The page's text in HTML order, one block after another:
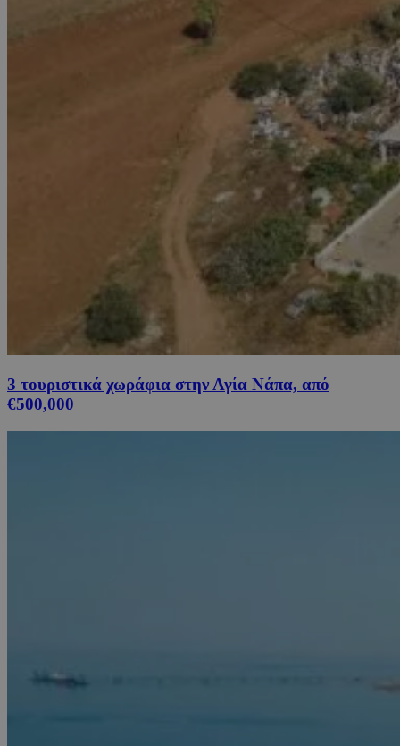
3 τουριστικά χωράφια στην Αγία Νάπα, από
€500,000